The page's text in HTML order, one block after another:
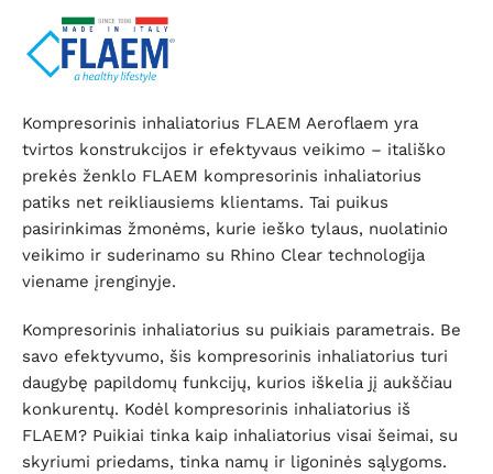
Kompresorinis inhaliatorius FLAEM Aeroflaem yra
tvirtos konstrukcijos ir efektyvaus veikimo – itališko
prekės ženklo FLAEM kompresorinis inhaliatorius
patiks net reikliausiems klientams. Tai puikus
pasirinkimas žmonėms, kurie ieško tylaus, nuolatinio
veikimo ir suderinamo su Rhino Clear technologija
viename įrenginyje.
Kompresorinis inhaliatorius su puikiais parametrais. Be
savo efektyvumo, šis kompresorinis inhaliatorius turi
daugybę papildomų funkcijų, kurios iškelia jį aukščiau
konkurentų. Kodėl kompresorinis inhaliatorius iš
FLAEM? Puikiai tinka kaip inhaliatorius visai šeimai, su
skyriumi priedams, tinka namų ir ligoninės sąlygoms.